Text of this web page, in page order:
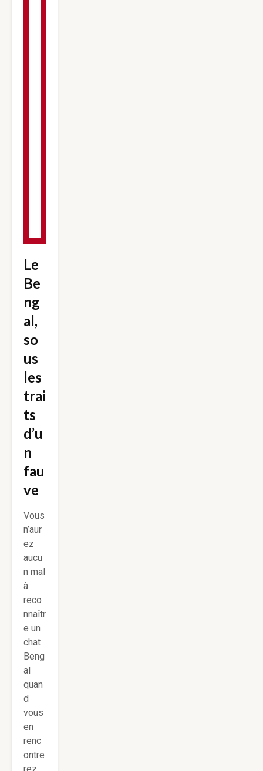
Le
Be
ng
al,
so
us
les
trai
ts
d’u
n
fau
ve
Vous
n’aur
ez
aucu
n mal
à
reco
nnaîtr
e un
chat
Beng
al
quan
d
vous
en
renc
ontre